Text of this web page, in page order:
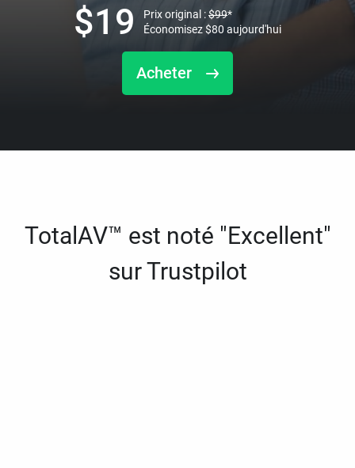
Acheter
$19 Prix original :$99*
Économisez$80 aujourd'hui
TotalAV™ est noté "Excellent"
sur Trustpilot